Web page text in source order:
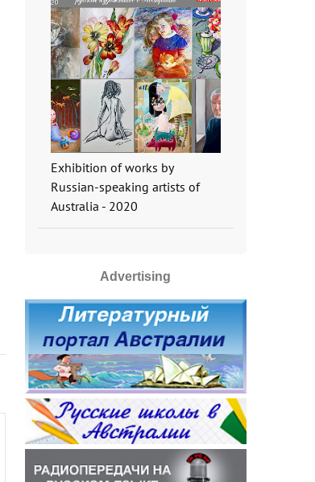
Exhibition of works by
Russian-speaking artists of
Australia - 2020
Advertising